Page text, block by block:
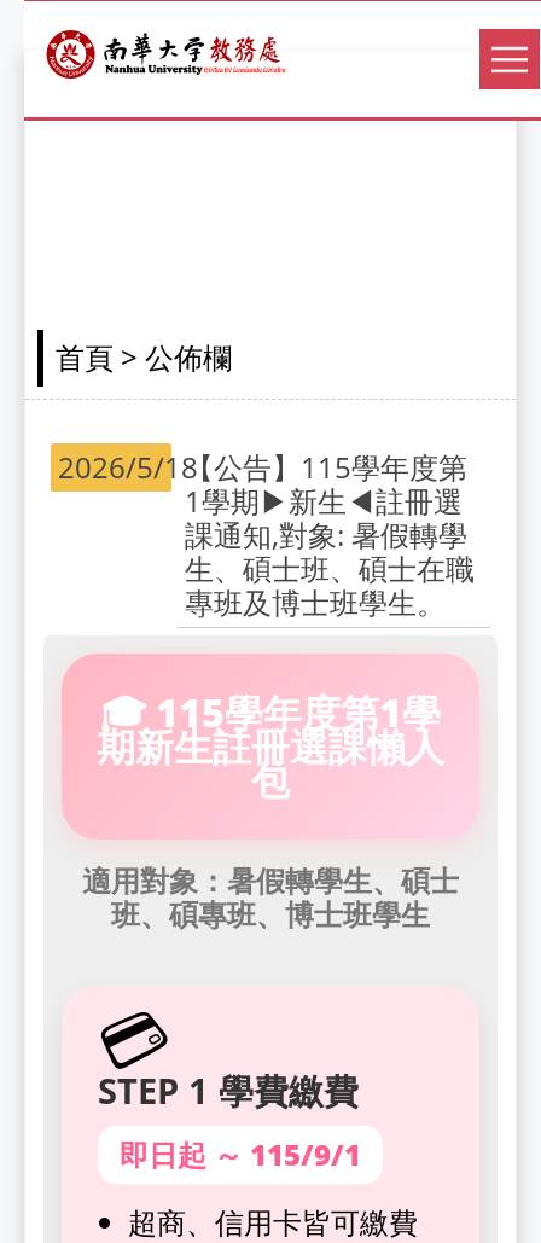
首頁 > 公佈欄
2026/5/18【公告】115學年度第
1學期▶新生◀註冊選
課通知,對象: 暑假轉學
生、碩士班、碩士在職
專班及博士班學生。
🎓 115學年度第1學
期新生註冊選課懶人
包
適用對象：暑假轉學生、碩士
班、碩專班、博士班學生
💳
STEP 1 學費繳費
即日起 ～ 115/9/1
超商、信用卡皆可繳費